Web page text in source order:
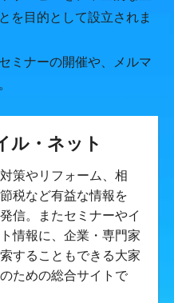
を目的として設立されま
ミナーの開催や、メルマ
ル・ネット
策やリフォーム、相
税など有益な情報を
信。またセミナーやイ
情報に、企業・専門家
することもできる大家
ための総合サイトで